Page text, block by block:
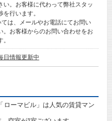
い。お客様に代わって弊社スタッ
行います。
は、メールやお電話にてお問い
。お客様からのお問い合わせをお
日情報更新中
ローマビル」は人気の賃貸マン